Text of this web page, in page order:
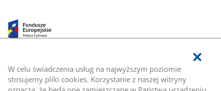
W celu świadczenia usług na najwyższym poziomie
stosujemy pliki cookies. Korzystanie z naszej witryny